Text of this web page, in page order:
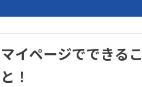
マイページでできるこ
と！